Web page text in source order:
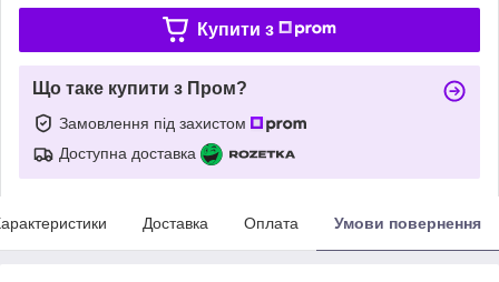
Купити з
Що таке купити з Пром?
Замовлення під захистом
Доступна доставка
Доставка Оплата Умови повернення